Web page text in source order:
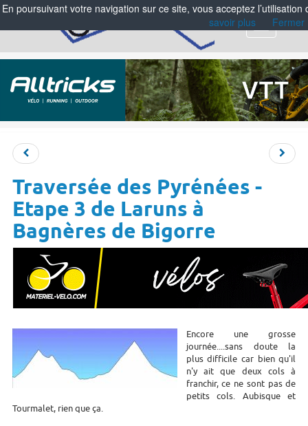
Menu
Traversée des Pyrénées -
Etape 3 de Laruns à
Bagnères de Bigorre
Encore une grosse
journée....sans doute la
plus difficile car bien qu'il
n'y ait que deux cols à
franchir, ce ne sont pas de
petits cols. Aubisque et
Tourmalet, rien que ça.
En poursuivant votre navigation sur ce site, vous acceptez
savoir plus
Fermer